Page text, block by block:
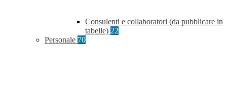
Consulenti e collaboratori (da pubblicare in
tabelle) 22
Personale 70